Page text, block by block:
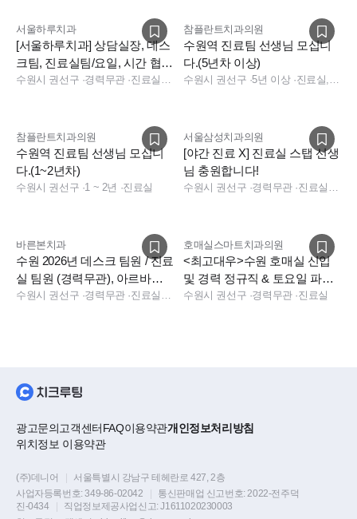
서울하루치과
[서울하루치과] 상담실장, 데스
크팀, 진료실팀/요일, 시간 협의
가능 /수원역 타임빌라스
수원시 권선구 ·경력무관· 진료실, 진료팀장, 데스크, 보험청구, 상담, 실장, 총괄실장, 수술실, 진료실, 데스크, 보험청구, 상담, 실장, 데스크, 상담, 전화응대(CS), 보험청구, 실장, 기타
참플란트치과의원
수원역 진료팀 선생님 모십니
다.(5년차 이상)
수원시 권선구 ·5년 이상· 진료실, 진료팀장
참플란트치과의원
수원역 진료팀 선생님 모십니
다.(1~2년차)
수원시 권선구 ·1 ~ 2년 ·진료실
서울삼성치과의원
[야간 진료 X] 진료실 스탭 선생
님 충원합니다!
수원시 권선구 ·경력무관· 진료실, 진료실
바른본치과
수원 2026년 데스크 팀원 / 진료
실 팀원 (경력무관), 아르바이
트 추가채용
수원시 권선구 ·경력무관· 진료실, 데스크, 보험청구, 데스크, 보험청구, 전화응대(CS)
호매실스마트치과의원
<최고대우>수원 호매실 신입
및 경력 정규직 & 토요일 파트
타임 추가채용
수원시 권선구 ·경력무관·진료실
광고문의고객센터FAQ이용약관개인정보처리방침
위치정보 이용약관
(주)데니어
서울특별시 강남구 테헤란로 427, 2층
사업자등록번호:349-86-02042 통신판매업 신고번호:2022-전주덕
진-0434
직업정보제공사업신고:J1611020230003